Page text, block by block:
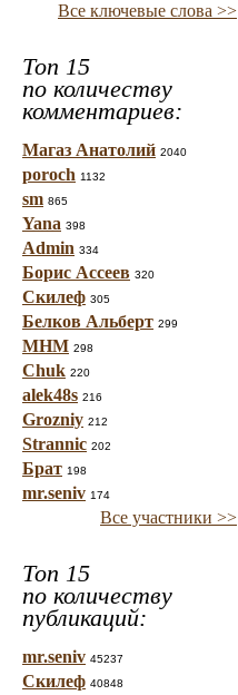
Все ключевые слова >>
Топ 15
по количеству
комментариев:
Магаз Анатолий 2040
poroch 1132
sm 865
Yana 398
Admin 334
Борис Ассеев 320
Скилеф 305
Белков Альберт 299
МНМ 298
Chuk 220
alek48s 216
Grozniy 212
Strannic 202
Брат 198
mr.seniv 174
Все участники >>
Топ 15
по количеству
публикаций:
mr.seniv 45237
Скилеф 40848